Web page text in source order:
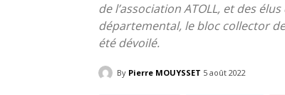
de l’association ATOLL, et des
départemental, le bloc collector
été dévoilé.
By Pierre MOUYSSET 5 août 2022